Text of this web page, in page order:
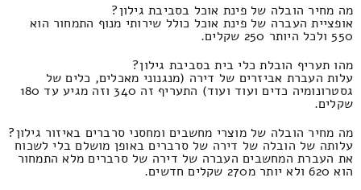
מה מחיר הובלה של פינת אוכל בסביבת גילון?
אופציית העברה של פינת אוכל כולל שירותי מנוף התמחור הוא
550 ולכל היותר 250 שקלים.
מהו תעריף הובלת כלי בית בסביבת גילון?
עלות העברת אביזרים של דירה (מנגנוני מאכלים, כלים של
גסטרונומיה כדים ועוד ועוד) התעריף זה 340 וזה מגיע עד 180
שקלים.
מה מחיר הובלה של מוצרי מחשבים ומחסני סרברים באיזור גילון?
עלותה של הובלה של דירה של סרברים באופן מושלם בלי לשכוח
את העברת המחשבים העברה של דירה של סרברים מלא התמחור
הוא 620 ולא יותר מ270 שקלים חדשים.